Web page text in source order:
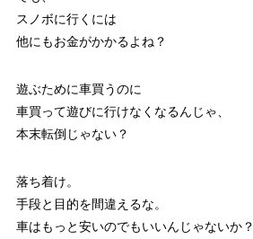
スノボに行くには
他にもお金がかかるよね？
遊ぶために車買うのに
車買って遊びに行けなくなるんじゃ、
本末転倒じゃない？
落ち着け。
手段と目的を間違えるな。
車はもっと安いのでもいいんじゃないか？